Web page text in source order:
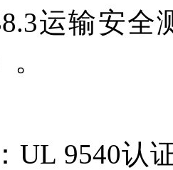
运输安全
UL 9540认